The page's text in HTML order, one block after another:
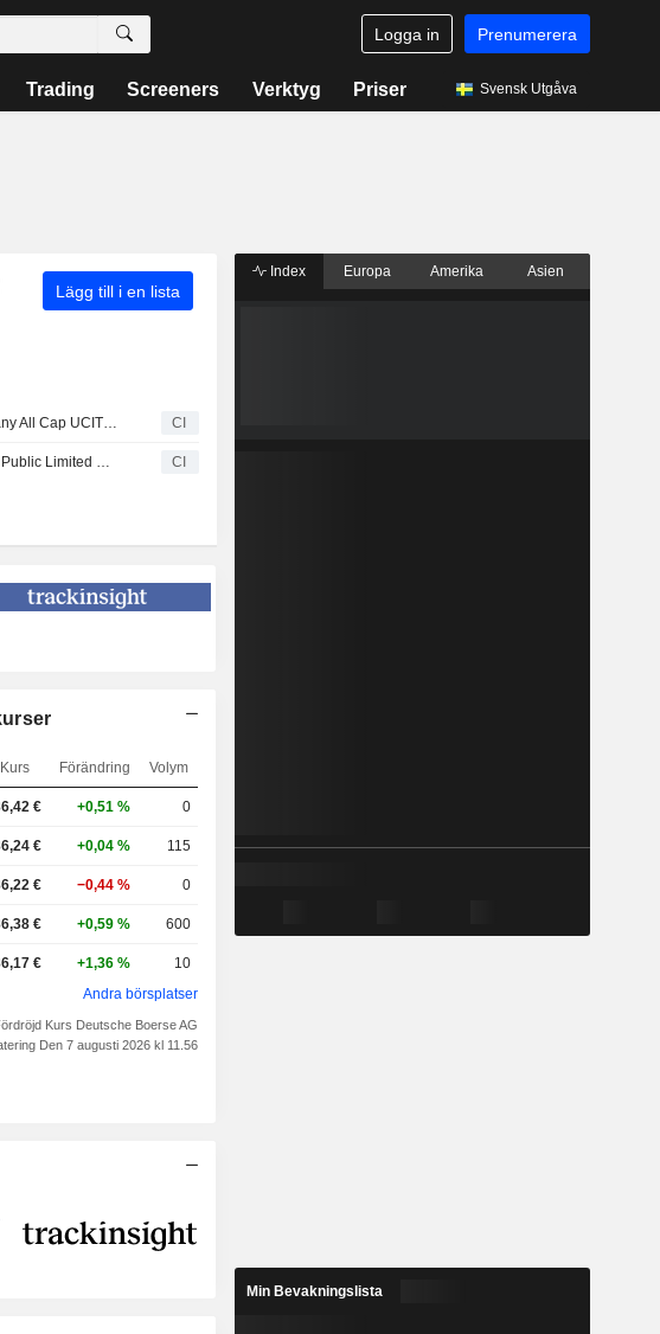
Logga in Prenumerera
Trading Screeners Verktyg Priser Svensk Utgåva
Lägg till i en lista
Vanguard Germany All Cap UCITS ETF lämnar kvartalsutdelning den 1 juli 2026 CI
Vanguard Funds Public Limited Company - Vanguard Germany All Cap UCITS ETF meddelar kvartalsutdelning, betalas ut den 1 april 2026 CI
Kurs Förändring Volym
€ +0,51 % 0
€ +0,04 % 115
€ −0,44 % 0
€ +0,59 % 600
€ +1,36 %
10
Andra börsplatser
Kurs Deutsche Boerse AG
Den 7 augusti 2026 kl 11.56
Index Europa Amerika Asien
Min Bevakningslista